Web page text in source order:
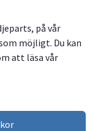
på vår
möjligt. Du kan
att läsa vår